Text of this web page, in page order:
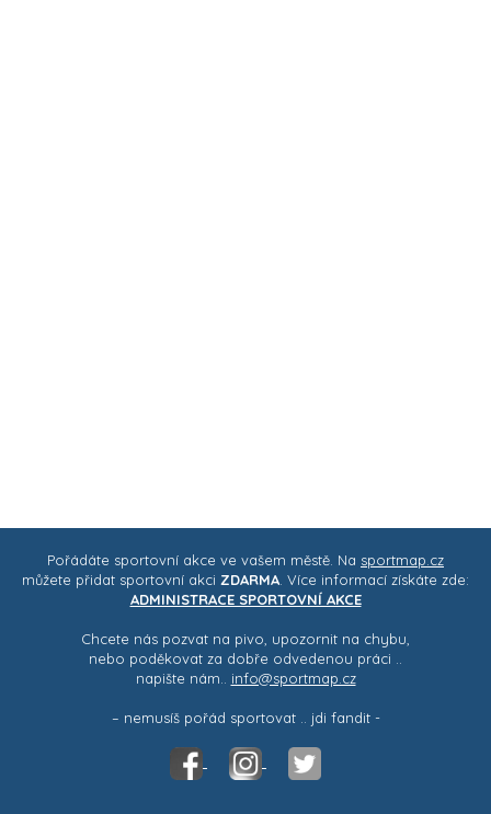
Pořádáte sportovní akce ve vašem městě. Na sportmap.cz
můžete přidat sportovní akci ZDARMA . Více informací získáte zde:
ADMINISTRACE SPORTOVNÍ AKCE
Chcete nás pozvat na pivo, upozornit na chybu,
nebo poděkovat za dobře odvedenou práci ..
napište nám.. info@sportmap.cz
– nemusíš pořád sportovat .. jdi fandit -